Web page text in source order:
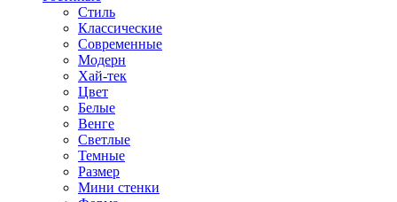
Стиль
Классические
Современные
Модерн
Хай-тек
Цвет
Белые
Венге
Светлые
Темные
Размер
Мини стенки